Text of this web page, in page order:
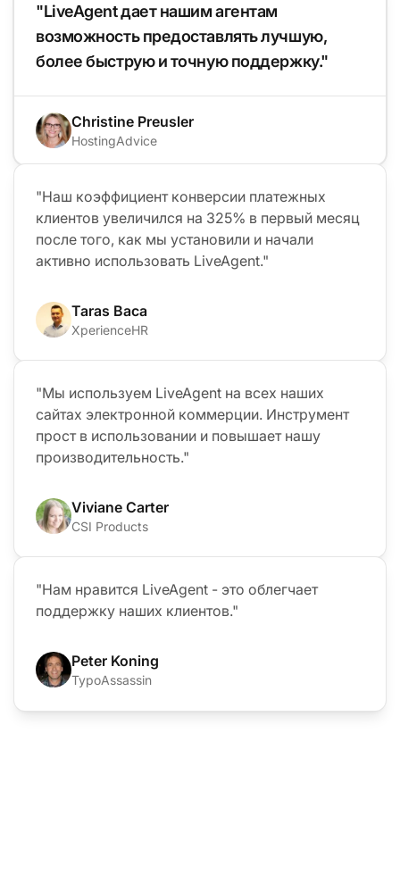
"LiveAgent дает нашим агентам
возможность предоставлять лучшую,
более быструю и точную поддержку."
Christine Preusler
HostingAdvice
"Наш коэффициент конверсии платежных
клиентов увеличился на 325% в первый месяц
после того, как мы установили и начали
активно использовать LiveAgent."
Taras Baca
XperienceHR
"Мы используем LiveAgent на всех наших
сайтах электронной коммерции. Инструмент
прост в использовании и повышает нашу
производительность."
Viviane Carter
CSI Products
"Нам нравится LiveAgent - это облегчает
поддержку наших клиентов."
Peter Koning
TypoAssassin